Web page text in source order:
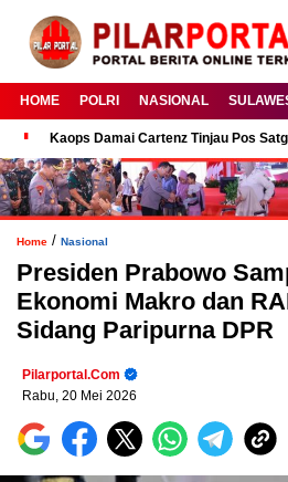
HOME POLRI NASIONAL
Kaops Damai Cartenz Tinjau Pos
Home / Nasional
Presiden Prabowo
Ekonomi Makro dan
Sidang Paripurna DPR
Pilarportal.com
Rabu, 20 Mei 2026